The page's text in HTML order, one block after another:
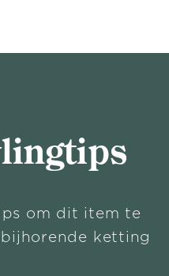
om dit item te
ketting